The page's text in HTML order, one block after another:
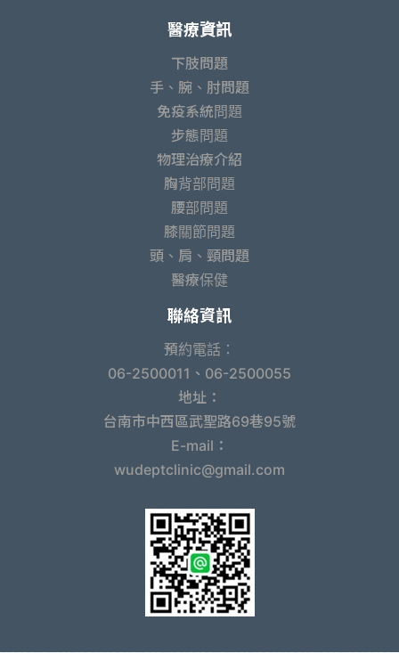
醫療資訊
下肢問題
手、腕、肘問題
免疫系統問題
步態問題
物理治療介紹
胸背部問題
腰部問題
膝關節問題
頭、肩、頸問題
醫療保健
聯絡資訊
預約電話：
06-2500011、06-2500055
地址：
台南市中西區武聖路69巷95號
E-mail：
wudeptclinic@gmail.com